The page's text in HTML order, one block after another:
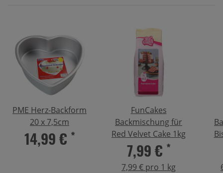
PME Herz-Backform
20 x 7,5cm
14,99 € *
FunCakes
Backmischung für
Red Velvet Cake 1kg
7,99 € *
7,99 € pro 1 kg